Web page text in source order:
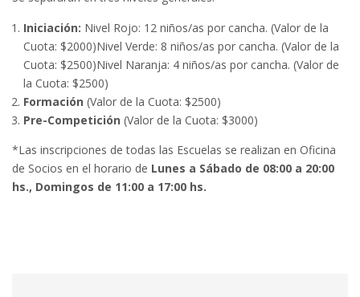
Iniciación: Nivel Rojo: 12 niños/as por cancha. (Valor de la
Cuota: $2000)Nivel Verde: 8 niños/as por cancha. (Valor de la
Cuota: $2500)Nivel Naranja: 4 niños/as por cancha. (Valor de
la Cuota: $2500)
Formación (Valor de la Cuota: $2500)
Pre-Competición (Valor de la Cuota: $3000)
*Las inscripciones de todas las Escuelas se realizan en Oficina
de Socios en el horario de Lunes a Sábado de 08:00 a 20:00
hs., Domingos de 11:00 a 17:00 hs.